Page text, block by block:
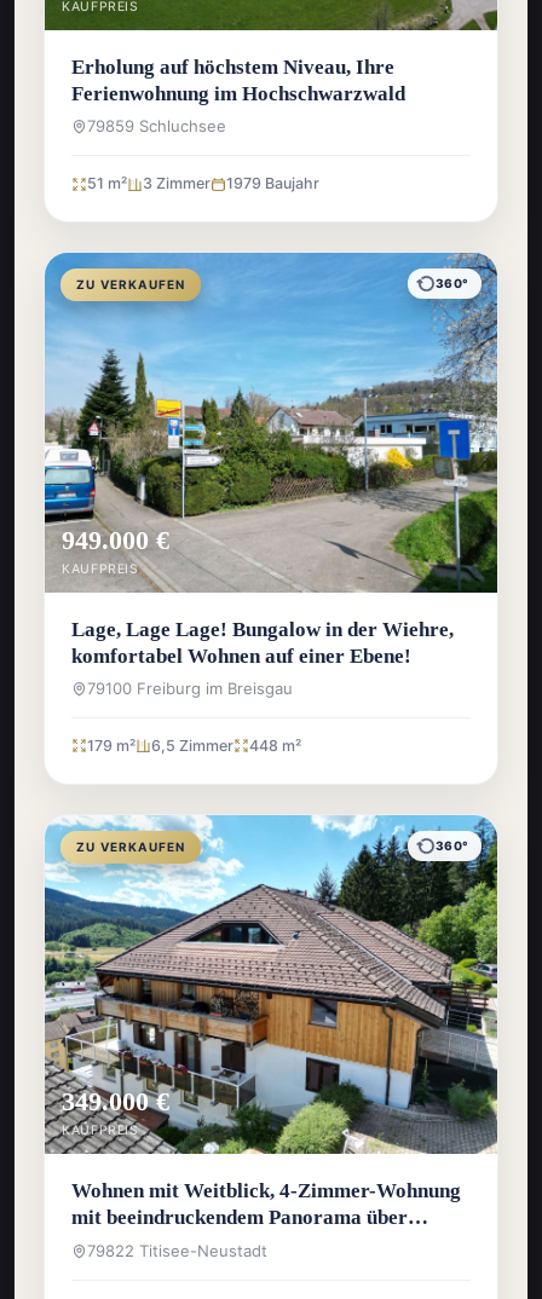
KAUFPREIS
Erholung auf höchstem Niveau, Ihre
Ferienwohnung im Hochschwarzwald
79859 Schluchsee
51 m² 3 Zimmer 1979 Baujahr
ZU VERKAUFEN 360°
949.000 €
KAUFPREIS
Lage, Lage Lage! Bungalow in der Wiehre,
komfortabel Wohnen auf einer Ebene!
79100 Freiburg im Breisgau
179 m² 6,5 Zimmer 448 m²
ZU VERKAUFEN 360°
349.000 €
KAUFPREIS
Wohnen mit Weitblick, 4-Zimmer-Wohnung
mit beeindruckendem Panorama über
Titisee-Neustadt
79822 Titisee-Neustadt